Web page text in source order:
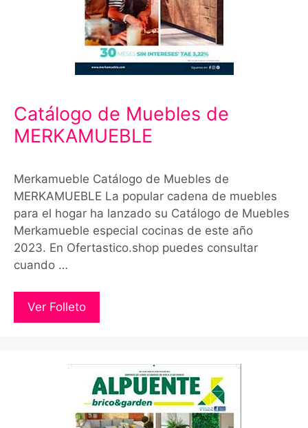
Catálogo de Muebles de
MERKAMUEBLE
Merkamueble Catálogo de Muebles de
MERKAMUEBLE La popular cadena de muebles
para el hogar ha lanzado su Catálogo de Muebles
Merkamueble especial cocinas de este año
2023. En Ofertastico.shop puedes consultar
cuando …
Ver Folleto